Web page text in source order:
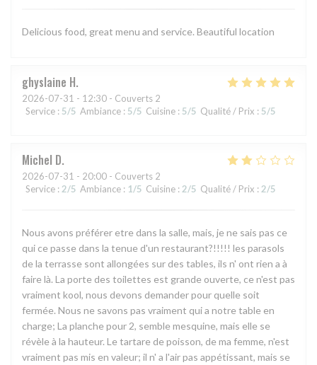
Delicious food, great menu and service. Beautiful location
ghyslaine H
2026-07-31 - 12:30 - Couverts 2
Service : 5/5 Ambiance : 5/5 Cuisine : 5/5 Qualité / Prix : 5/5
Michel D
2026-07-31 - 20:00 - Couverts 2
Service : 2/5 Ambiance : 1/5 Cuisine : 2/5 Qualité / Prix : 2/5
Nous avons préférer etre dans la salle, mais, je ne sais pas ce
qui ce passe dans la tenue d'un restaurant?!!!!! les parasols
de la terrasse sont allongées sur des tables, ils n' ont rien a à
faire là. La porte des toilettes est grande ouverte, ce n'est pas
vraiment kool, nous devons demander pour quelle soit
fermée. Nous ne savons pas vraiment qui a notre table en
charge; La planche pour 2, semble mesquine, mais elle se
révèle à la hauteur. Le tartare de poisson, de ma femme, n'est
vraiment pas mis en valeur; il n' a l'air pas appétissant, mais se